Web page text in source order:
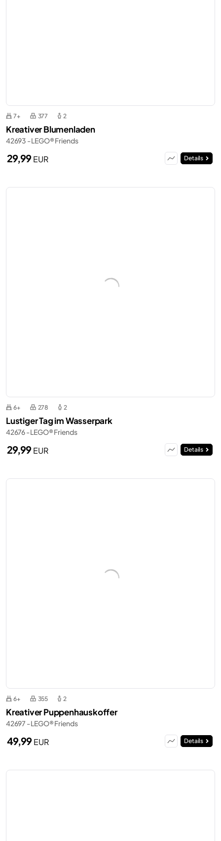
7+ 377 2
Kreativer Blumenladen
42693 - LEGO® Friends
29,99EUR Details
6+ 278 2
Lustiger Tag im Wasserpark
42676 - LEGO® Friends
29,99EUR Details
6+ 355 2
Kreativer Puppenhauskoffer
42697 - LEGO® Friends
49,99EUR Details